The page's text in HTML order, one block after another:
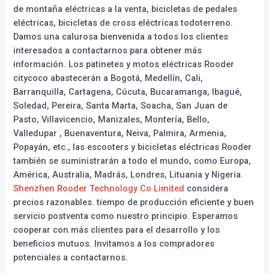
de montaña eléctricas a la venta, bicicletas de pedales
eléctricas, bicicletas de cross eléctricas todoterreno.
Damos una calurosa bienvenida a todos los clientes
interesados a contactarnos para obtener más
información. Los patinetes y motos eléctricas Rooder
citycoco abastecerán a Bogotá, Medellín, Cali,
Barranquilla, Cartagena, Cúcuta, Bucaramanga, Ibagué,
Soledad, Pereira, Santa Marta, Soacha, San Juan de
Pasto, Villavicencio, Manizales, Montería, Bello,
Valledupar , Buenaventura, Neiva, Palmira, Armenia,
Popayán, etc., las escooters y bicicletas eléctricas Rooder
también se suministrarán a todo el mundo, como Europa,
América, Australia, Madrás, Londres, Lituania y Nigeria.
Shenzhen Rooder Technology Co Limited considera
precios razonables. tiempo de producción eficiente y buen
servicio postventa como nuestro principio. Esperamos
cooperar con más clientes para el desarrollo y los
beneficios mutuos. Invitamos a los compradores
potenciales a contactarnos.